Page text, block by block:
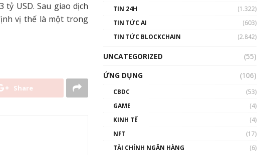
USD. Sau giao dịch
vị thế là một trong
Share
TIN 24H
(1.322)
TIN TỨC AI
(603)
TIN TỨC BLOCKCHAIN
(2.842)
UNCATEGORIZED
(55)
ỨNG DỤNG
(106)
CBDC
(53)
GAME
(4)
KINH TẾ
(4)
NFT
(17)
TÀI CHÍNH NGÂN HÀNG
(6)